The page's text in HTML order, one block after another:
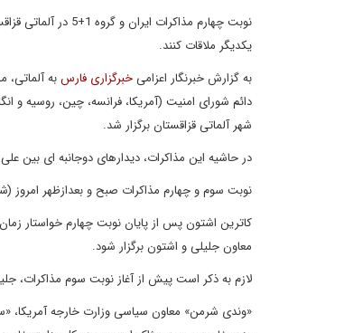
یکدیگر ملاقات کنند.
به گزارش خبرنگار اعزامیخبرگزاری فارس
دائم شورای امنیت (آمریکا، فرانسه، چین، روسیه
شهر آلماتی قزاقستان برگزار شد.
در حاشیه این مذاکرات، دیدارهای دوجانبه ای بین
نوبت سوم و چهارم مذاکرات صبح و بعدازظهر امروز
معاون جلیلی و اشتون برگزار شود.
لازم به ذکر است پیش از آغاز نوبت سوم مذاکرات،
«وندی شرمن» معاون سیاسی وزارت خارجه آمریکا،